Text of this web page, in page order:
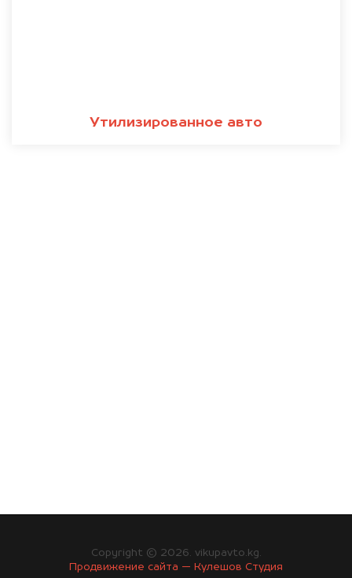
Утилизированное авто
Copyright © 2026. vikupavto.kg.
Продвижение сайта — Кулешов Студия